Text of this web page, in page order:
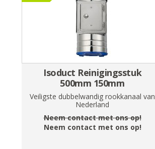
Isoduct Reinigingsstuk
500mm 150mm
Veiligste dubbelwandig rookkanaal van
Nederland
Neem contact met ons op!
Neem contact met ons op!